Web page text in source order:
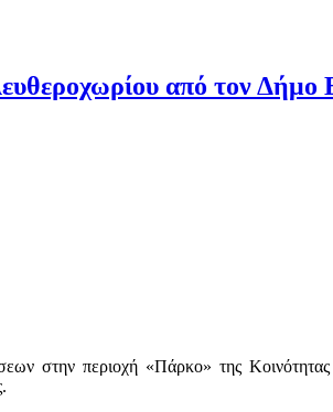
από τον Δήμο
στην περιοχή «Πάρκο» της